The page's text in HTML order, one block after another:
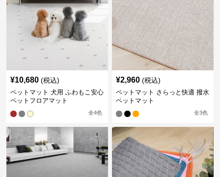
¥10,680 (税込)
ペットマット 犬用 ふわもこ安心
ペットフロアマット
全4色
¥2,960 (税込)
ペットマット さらっと快適 撥水
ペットマット
全3色